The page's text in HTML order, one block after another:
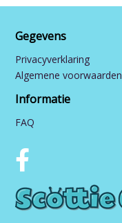
Gegevens
Privacyverklaring
Algemene voorwaarden
Informatie
FAQ